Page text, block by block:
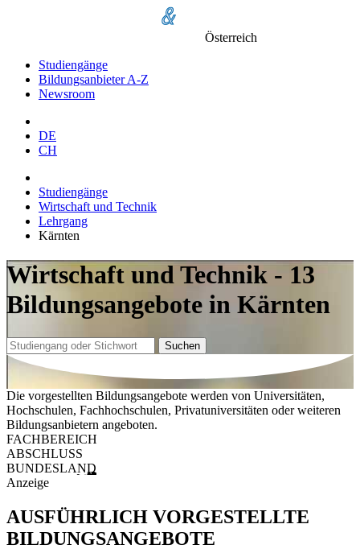
Österreich
Studiengänge
Bildungsanbieter A-Z
Newsroom
DE
CH
Studiengänge
Wirtschaft und Technik
Lehrgang
Kärnten
Wirtschaft und Technik - 13
Bildungsangebote in Kärnten
Suchen
Die vorgestellten Bildungsangebote werden von Universitäten,
Hochschulen, Fachhochschulen, Privatuniversitäten oder weiteren
Bildungsanbietern angeboten.
FACHBEREICH
ABSCHLUSS
BUNDESLAND
Anzeige
AUSFÜHRLICH VORGESTELLTE
BILDUNGSANGEBOTE